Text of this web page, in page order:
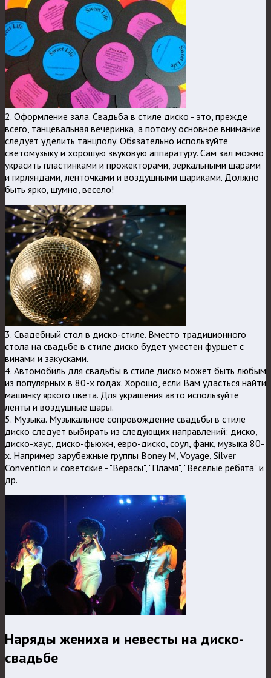
2. Оформление зала. Свадьба в стиле диско - это, прежде
всего, танцевальная вечеринка, а потому основное внимание
следует уделить танцполу. Обязательно используйте
светомузыку и хорошую звуковую аппаратуру. Сам зал можно
украсить пластинками и прожекторами, зеркальными шарами
и гирляндами, ленточками и воздушными шариками. Должно
быть ярко, шумно, весело!
3. Свадебный стол в диско-стиле. Вместо традиционного
стола на свадьбе в стиле диско будет уместен фуршет с
винами и закусками.
4. Автомобиль для свадьбы в стиле диско может быть любым
из популярных в 80-х годах. Хорошо, если Вам удасться найти
машинку яркого цвета. Для украшения авто используйте
ленты и воздушные шары.
5. Музыка. Музыкальное сопровождение свадьбы в стиле
диско следует выбирать из следующих направлений: диско,
диско-хаус, диско-фьюжн, евро-диско, соул, фанк, музыка 80-
х. Например зарубежные группы Boney M, Voyage, Silver
Convention и советские - "Верасы", "Пламя", "Весёлые ребята" и
др.
Наряды жениха и невесты на диско-
свадьбе